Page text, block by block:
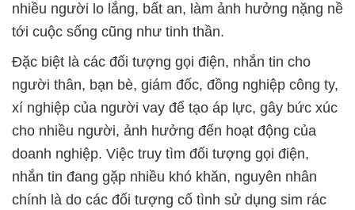
nhiều người lo lắng, bất an, làm ảnh hưởng nặng nề
tới cuộc sống cũng như tinh thần.
Đặc biệt là các đối tượng gọi điện, nhắn tin cho
người thân, bạn bè, giám đốc, đồng nghiệp công ty,
xí nghiệp của người vay để tạo áp lực, gây bức xúc
cho nhiều người, ảnh hưởng đến hoạt động của
doanh nghiệp. Việc truy tìm đối tượng gọi điện,
nhắn tin đang gặp nhiều khó khăn, nguyên nhân
chính là do các đối tượng cố tình sử dụng sim rác